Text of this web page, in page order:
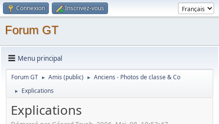
Connexion Inscrivez-vous
Forum GT
Menu principal
Forum GT ► Amis (public) ► Anciens - Photos de classe & Co
► Explications
Explications